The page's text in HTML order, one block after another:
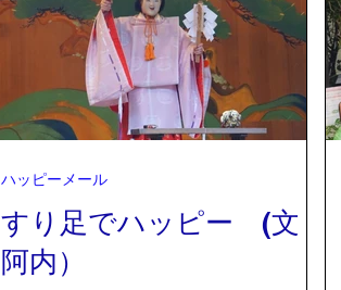
のような小道は、紫の藤の花が彩っている。更
に、赤やピンクや白のつつじがどんどん花開き
始めた。はなみずきの白い花も雲のように映え
る。畑にはタネのできてきた菜の花の黄色。そ
うそう、今年は菜の花、いっぱい食べたなあ。
美味しかったなあ。もっぱらお浸し、辛子和
主をハサミでちょきんちょきんと切っていく。
天ぷらにしていただくと絶品！桜と共に薄桃色
の花をたくさんつけた杏の木、今は黄緑色の葉
っぱが生い茂り、ほんの小さな、粒のような実
をぽつぽつつけている。土手
すり足でハッピー (文：
阿内）
ハッピーメール